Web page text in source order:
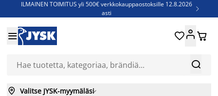
ILMAINEN TOIMITUS yli 500€ verkkokauppaostoksille 12.8.2026
asti

Jenkkisänkyjä - Säästä jopa 60%


 
 Valitse JYSK-myymäläsi